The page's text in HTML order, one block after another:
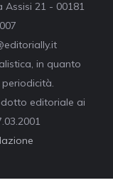
21 - 00181
in quanto
editoriale ai